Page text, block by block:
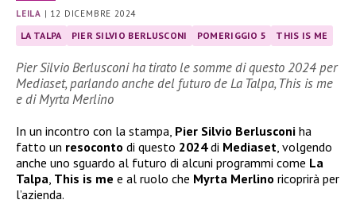
LEILA | 12 DICEMBRE 2024
LA TALPA PIER SILVIO BERLUSCONI POMERIGGIO 5 THIS IS ME
Pier Silvio Berlusconi ha tirato le somme di questo 2024 per
Mediaset, parlando anche del futuro de La Talpa, This is me
e di Myrta Merlino
In un incontro con la stampa, Pier Silvio Berlusconi ha
fatto un resoconto di questo 2024di Mediaset, volgendo
anche uno sguardo al futuro di alcuni programmi come La
Talpa, This is me e al ruolo che Myrta Merlino ricoprirà per
l’azienda.